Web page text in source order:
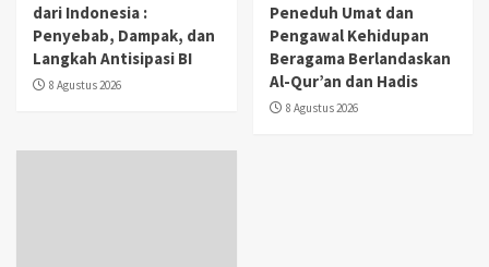
dari Indonesia :
Penyebab, Dampak, dan
Langkah Antisipasi BI
8 Agustus 2026
Peneduh Umat dan
Pengawal Kehidupan
Beragama Berlandaskan
Al-Qur’an dan Hadis
8 Agustus 2026